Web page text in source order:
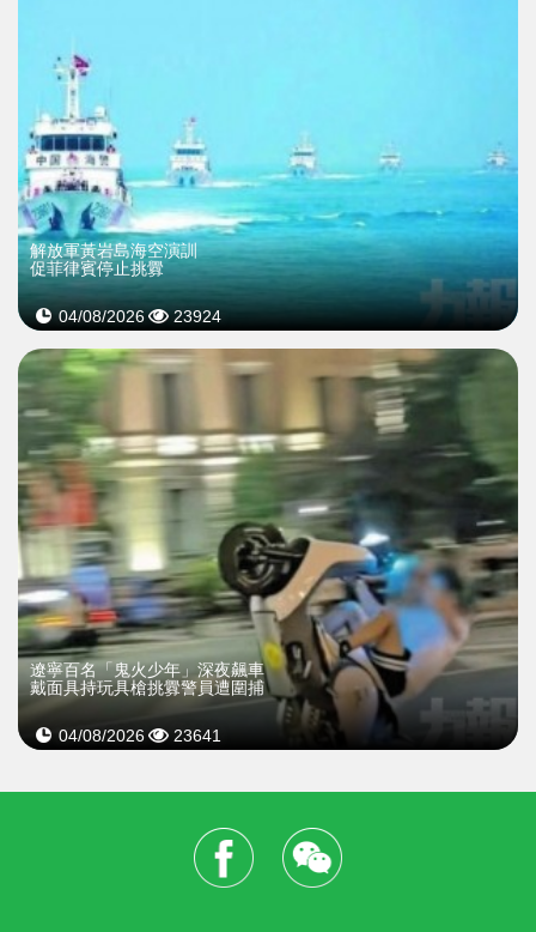
解放軍黃岩島海空演訓
促菲律賓停止挑釁
04/08/2026 23924
遼寧百名「鬼火少年」深夜飆車
戴面具持玩具槍挑釁警員遭圍捕
04/08/2026 23641